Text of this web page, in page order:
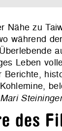
Nähe zu
während
Leben
Steininger
des